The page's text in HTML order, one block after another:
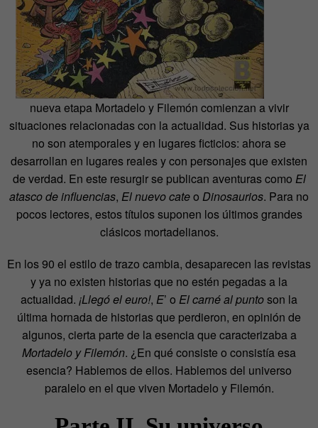
nueva etapa Mortadelo y Filemón comienzan a vivir
situaciones relacionadas con la actualidad. Sus historias ya
no son atemporales y en lugares ficticios: ahora se
desarrollan en lugares reales y con personajes que existen
de verdad. En este resurgir se publican aventuras como El
atasco de influencias, El nuevo cateo Dinosaurios. Para no
pocos lectores, estos títulos suponen los últimos grandes
clásicos mortadelianos.
En los 90 el estilo de trazo cambia, desaparecen las revistas
y ya no existen historias que no estén pegadas a la
actualidad. ¡Llegó el euro!, E’ o El carné al puntoson la
última hornada de historias que perdieron, en opinión de
algunos, cierta parte de la esencia que caracterizaba a
Mortadelo y Filemón. ¿En qué consiste o consistía esa
esencia? Hablemos de ellos. Hablemos del universo
paralelo en el que viven Mortadelo y Filemón.